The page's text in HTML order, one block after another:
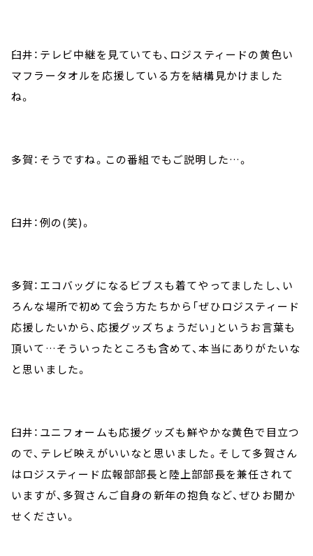
臼井：テレビ中継を見ていても、ロジスティードの黄色い
マフラータオルを応援している方を結構見かけました
ね。
多賀：そうですね。この番組でもご説明した…。
臼井：例の(笑)。
多賀：エコバッグになるビブスも着てやってましたし、い
ろんな場所で初めて会う方たちから「ぜひロジスティード
応援したいから、応援グッズちょうだい」というお言葉も
頂いて…そういったところも含めて、本当にありがたいな
と思いました。
臼井：ユニフォームも応援グッズも鮮やかな黄色で目立つ
ので、テレビ映えがいいなと思いました。そして多賀さん
はロジスティード広報部部長と陸上部部長を兼任されて
いますが、多賀さんご自身の新年の抱負など、ぜひお聞か
せください。